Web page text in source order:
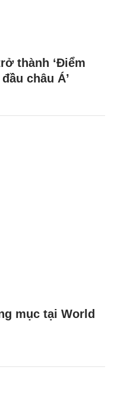
thành ‘Điểm
châu Á’
mục tại World